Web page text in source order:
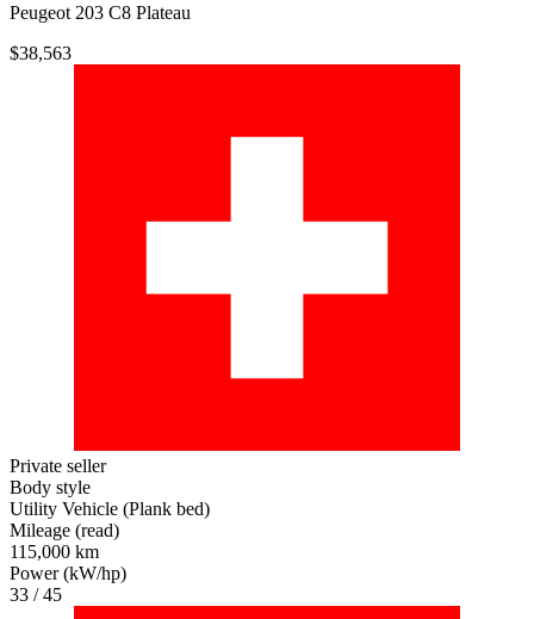
Peugeot 203 C8 Plateau
$38,563
Private seller
Body style
Utility Vehicle (Plank bed)
Mileage (read)
115,000 km
Power (kW/hp)
33 / 45